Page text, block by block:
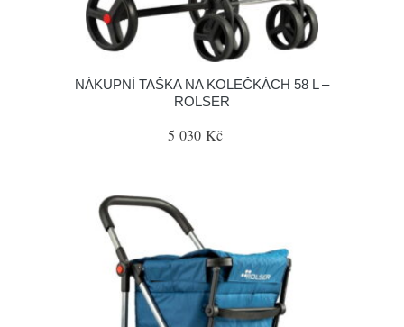
NÁKUPNÍ TAŠKA NA KOLEČKÁCH 58 L –
ROLSER
5 030 Kč